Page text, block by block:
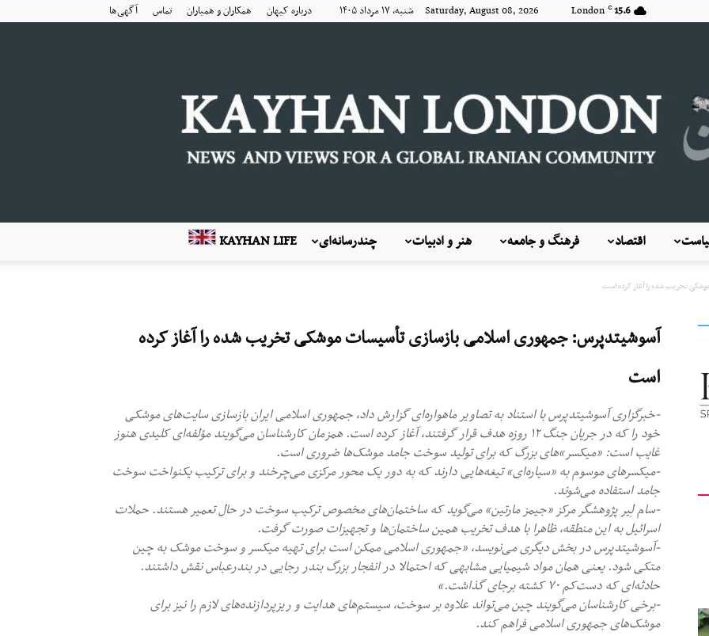
15.6
C
London Saturday, August 08, 2026 شنبه, ۱۷ مرداد ۱۴۰۵ درباره کیهان همکاران و همیاران تماس آگهی‌ها
لندن
KAYHAN LIFE چندرسانه‌ای هنر و ادبیات فرهنگ و جامعه اقتصاد
تخریب شده را آغاز کرده است
آسوشیتدپرس: جمهوری اسلامی بازسازی تأسیسات موشکی تخریب شده را آغاز کرده
است
-خبرگزاری آسوشیتدپرس با استناد به تصاویر ماهواره‌ای گزارش داد، جمهوری اسلامی ایران بازسازی سایت‌های موشکی
خود را که در جریان جنگ ۱۲ روزه هدف قرار گرفتند، آغاز کرده است. همزمان کارشناسان می‌گویند مؤلفه‌ای کلیدی هنوز
غایب است: «میکسر»های بزرگ که برای تولید سوخت جامد موشک‌ها ضروری است.
-میکسرهای موسوم به «سیاره‌ای» تیغه‌هایی دارند که به دور یک محور مرکزی می‌چرخند و برای ترکیب یکنواخت سوخت
جامد استفاده می‌شوند.
-سام لِیر پژوهشگر مرکز «جیمز مارتین» می‌گوید که ساختمان‌های مخصوص ترکیب سوخت در حال تعمیر هستند. حملات
اسرائیل به این منطقه، ظاهرا با هدف تخریب همین ساختمان‌ها و تجهیزات صورت گرفت.
-آسوشیتدپرس در بخش دیگری می‌نویسد، «جمهوری اسلامی ممکن است برای تهیه میکسر و سوخت موشک به چین
متکی شود. یعنی همان مواد شیمیایی مشابهی که احتمالا در انفجار بزرگ بندر رجایی در بندرعباس نقش داشتند.
حادثه‌ای که دست‌کم ۷۰ کشته برجای گذاشت.»
-برخی کارشناسان می‌گویند چین می‌تواند علاوه بر سوخت، سیستم‌های هدایت و ریزپردازنده‌های لازم را نیز برای
موشک‌های جمهوری اسلامی فراهم کند.